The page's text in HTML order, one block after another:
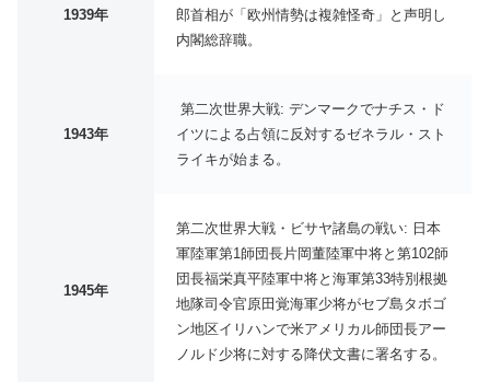
1939年
郎首相が「欧州情勢は複雑怪奇」と声明し
内閣総辞職。
1943年
第二次世界大戦: デンマークでナチス・ド
イツによる占領に反対するゼネラル・スト
ライキが始まる。
1945年
第二次世界大戦・ビサヤ諸島の戦い: 日本
軍陸軍第1師団長片岡董陸軍中将と第102師
団長福栄真平陸軍中将と海軍第33特別根拠
地隊司令官原田覚海軍少将がセブ島タボゴ
ン地区イリハンで米アメリカル師団長アー
ノルド少将に対する降伏文書に署名する。